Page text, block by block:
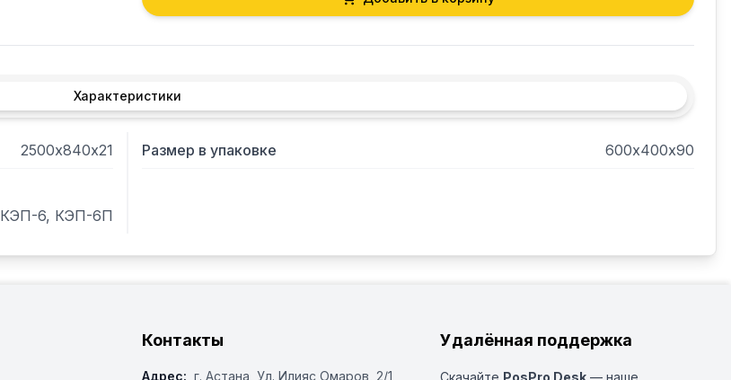
Характеристики
2500х840х21 Размер в упаковке 600х400х90
КЭП-6, КЭП-6П
Контакты
Адрес: г. Астана, ​Ул. Илияс Омаров, 2/1
Удалённая поддержка
Скачайте PosPro Desk — наше